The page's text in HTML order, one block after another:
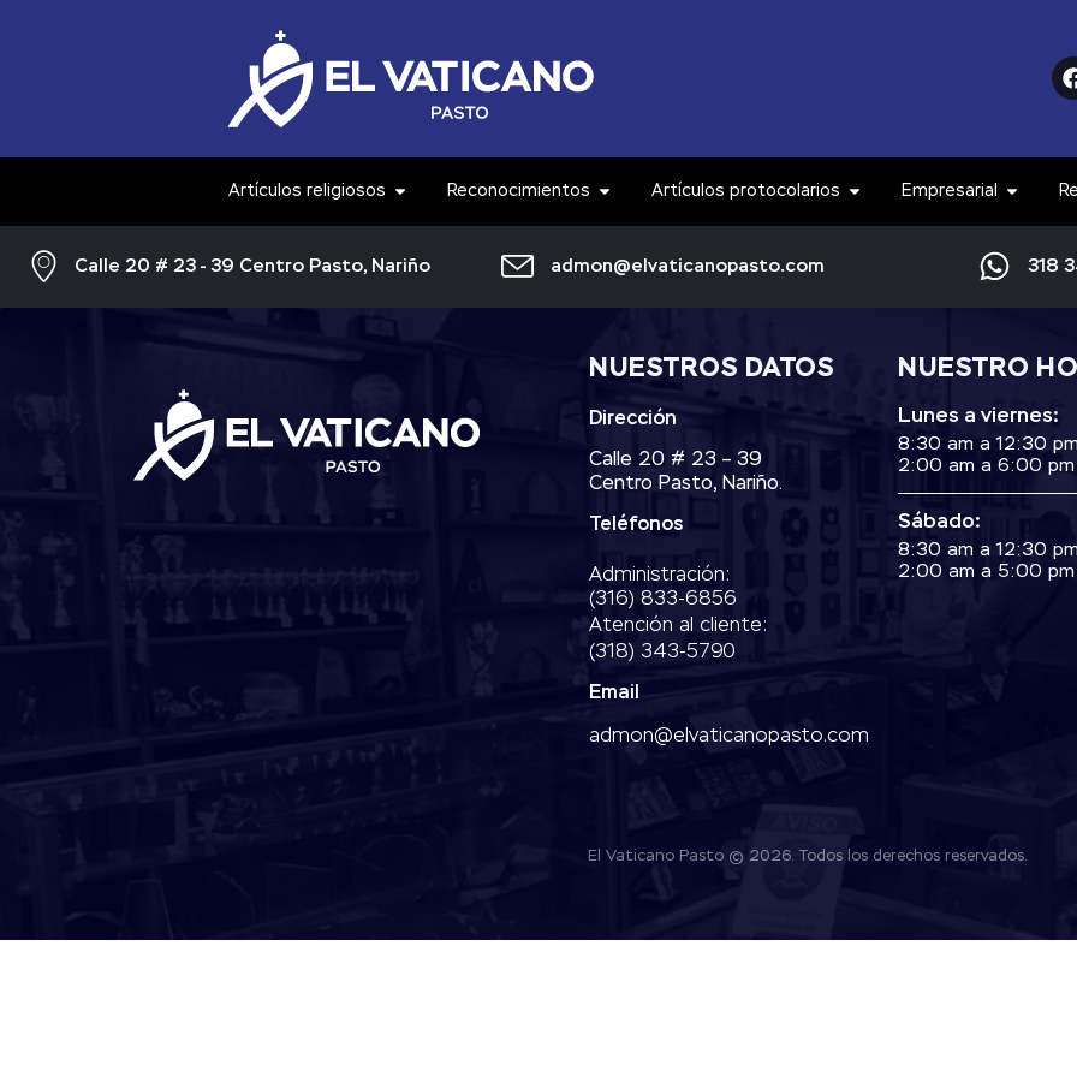
Artículos religiosos Reconocimientos Artículos protocolarios Empresarial
Calle 20 # 23 - 39 Centro Pasto, Nariño admon@elvaticanopasto.com 318
NUESTROS DATOS
Dirección
Calle 20 # 23 – 39
Centro Pasto, Nariño.
Teléfonos
Administración:
‭(316) 833-6856‬
Atención al cliente:
(318) 343-5790‬
Email
admon@elvaticanopasto.com
NUESTRO
Lunes a viernes:
8:30 am a 12:30
2:00 am a 6:00 pm
Sábado:
8:30 am a 12:30
2:00 am a 5:00 pm
El Vaticano Pasto © 2026. Todos los derechos reservados.